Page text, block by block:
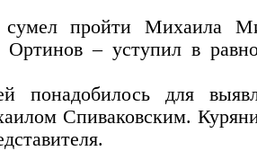
пройти Михаила
– уступил в
понадобилось для
Спиваковским.